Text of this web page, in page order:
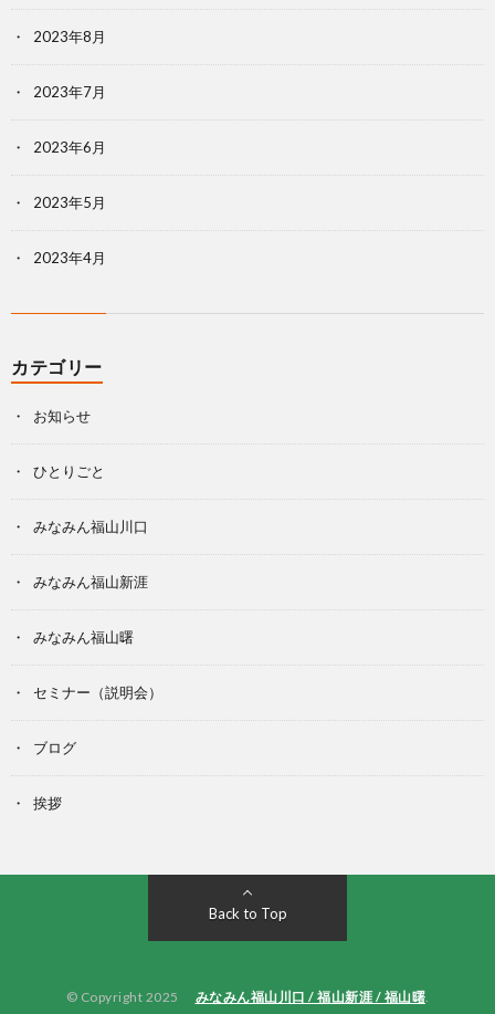
2023年8月
2023年7月
2023年6月
2023年5月
2023年4月
カテゴリー
お知らせ
ひとりごと
みなみん福山川口
みなみん福山新涯
みなみん福山曙
セミナー（説明会）
ブログ
挨拶
Back to Top
© Copyright 2025 みなみん福山川口 / 福山新涯 / 福山曙.